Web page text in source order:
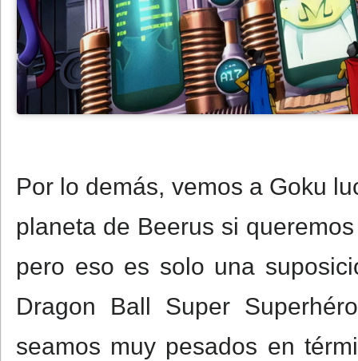
Por lo demás, vemos a Goku
planeta de Beerus si
pero eso es solo una
Dragon Ball Super
seamos muy pesados en